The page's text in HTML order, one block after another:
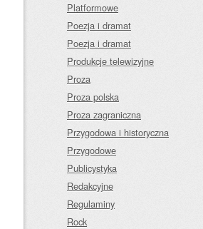
Platformowe
Poezja i dramat
Poezja i dramat
Produkcje telewizyjne
Proza
Proza polska
Proza zagraniczna
Przygodowa i historyczna
Przygodowe
Publicystyka
Redakcyjne
Regulaminy
Rock